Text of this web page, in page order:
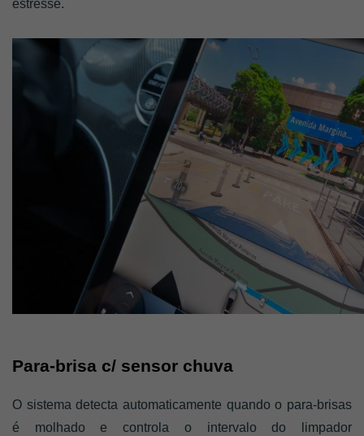
estresse.
Para-brisa c/ sensor chuva
O sistema detecta automaticamente quando o para-brisas
é molhado e controla o intervalo do limpador